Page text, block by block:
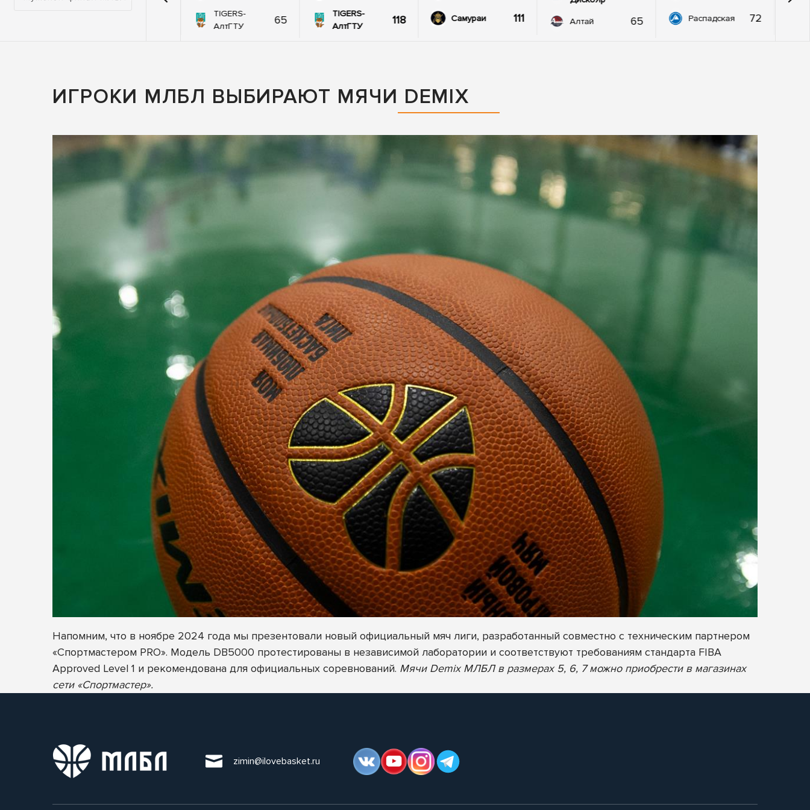
TIGERS-
АлтГТУ
65
TIGERS-
АлтГТУ
118 Самураи 111 Алтай 65 Распадская 72
ИГРОКИ МЛБЛ ВЫБИРАЮТ МЯЧИ DEMIX
Напомним, что в ноябре 2024 года мы презентовали новый официальный мяч лиги, разработанный совместно с техническим партнером
«Спортмастером PRO». Модель DB5000 протестированы в независимой лаборатории и соответствуют требованиям стандарта FIBA
Approved Level 1 и рекомендована для официальных соревнований. Мячи Demix МЛБЛ в размерах 5, 6, 7 можно приобрести в магазинах
сети «Спортмастер».
zimin@ilovebasket.ru